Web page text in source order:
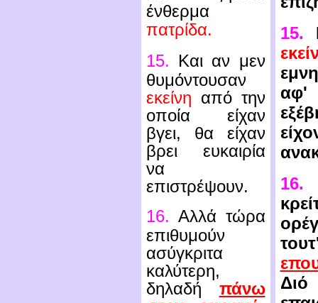
ένθερμα
πατρίδα.
15. Και αν μεν
θυμόντουσαν
εκείνη από την
οποία είχαν
βγει, θα είχαν
βρει ευκαιρία
να
επιστρέψουν.
16. Αλλά τώρα
επιθυμούν
ασύγκριτα
καλύτερη,
δηλαδή πάνω
15.
16.